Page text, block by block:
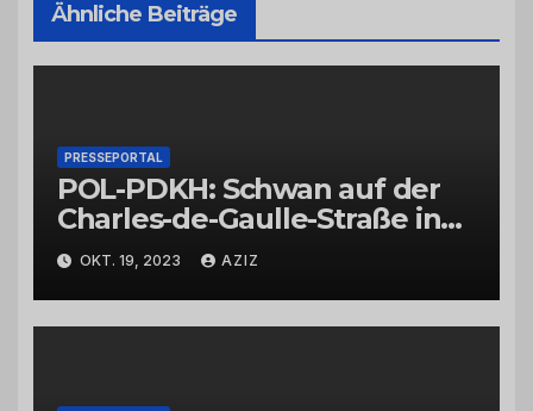
Ähnliche Beiträge
PRESSEPORTAL
POL-PDKH: Schwan auf der
Charles-de-Gaulle-Straße in
Bad Kreuznach beeinflusst
Feierabendverkehr
OKT. 19, 2023 AZIZ